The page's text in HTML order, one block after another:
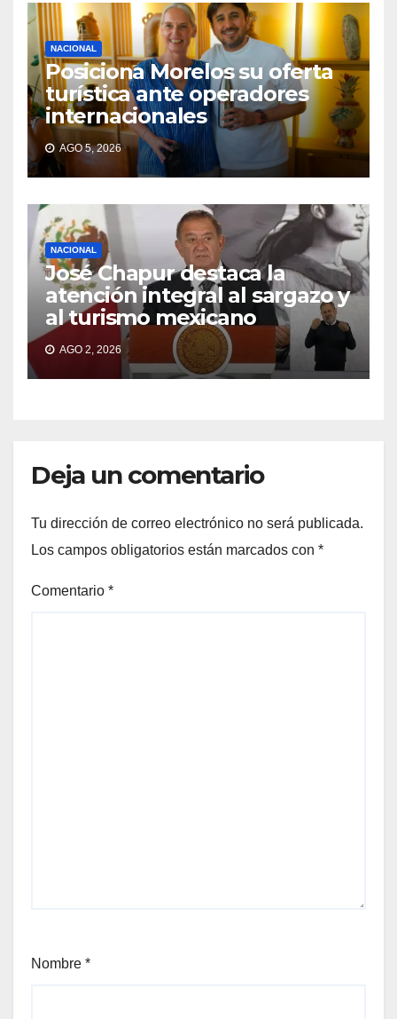
NACIONAL
Posiciona Morelos su oferta
turística ante operadores
internacionales
AGO 5, 2026
NACIONAL
José Chapur destaca la
atención integral al sargazo y
al turismo mexicano
AGO 2, 2026
Deja un comentario
Tu dirección de correo electrónico no será publicada.
Los campos obligatorios están marcados con *
Comentario *
Nombre *